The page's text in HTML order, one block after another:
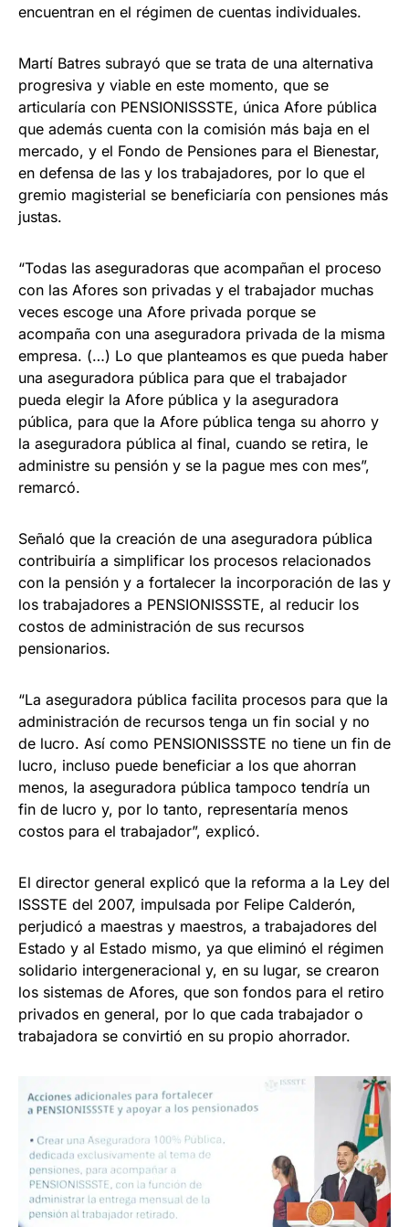
encuentran en el régimen de cuentas individuales.
Martí Batres subrayó que se trata de una alternativa
progresiva y viable en este momento, que se
articularía con PENSIONISSSTE, única Afore pública
que además cuenta con la comisión más baja en el
mercado, y el Fondo de Pensiones para el Bienestar,
en defensa de las y los trabajadores, por lo que el
gremio magisterial se beneficiaría con pensiones más
justas.
“Todas las aseguradoras que acompañan el proceso
con las Afores son privadas y el trabajador muchas
veces escoge una Afore privada porque se
acompaña con una aseguradora privada de la misma
empresa. (…) Lo que planteamos es que pueda haber
una aseguradora pública para que el trabajador
pueda elegir la Afore pública y la aseguradora
pública, para que la Afore pública tenga su ahorro y
la aseguradora pública al final, cuando se retira, le
administre su pensión y se la pague mes con mes”,
remarcó.
Señaló que la creación de una aseguradora pública
contribuiría a simplificar los procesos relacionados
con la pensión y a fortalecer la incorporación de las y
los trabajadores a PENSIONISSSTE, al reducir los
costos de administración de sus recursos
pensionarios.
“La aseguradora pública facilita procesos para que la
administración de recursos tenga un fin social y no
de lucro. Así como PENSIONISSSTE no tiene un fin de
lucro, incluso puede beneficiar a los que ahorran
menos, la aseguradora pública tampoco tendría un
fin de lucro y, por lo tanto, representaría menos
costos para el trabajador”, explicó.
El director general explicó que la reforma a la Ley del
ISSSTE del 2007, impulsada por Felipe Calderón,
perjudicó a maestras y maestros, a trabajadores del
Estado y al Estado mismo, ya que eliminó el régimen
solidario intergeneracional y, en su lugar, se crearon
los sistemas de Afores, que son fondos para el retiro
privados en general, por lo que cada trabajador o
trabajadora se convirtió en su propio ahorrador.